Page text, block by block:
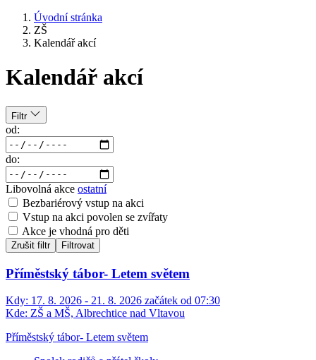
Úvodní stránka
ZŠ
Kalendář akcí
Kalendář akcí
Filtr
od:
do:
Libovolná akce ostatní
Bezbariérový vstup na akci
Vstup na akci povolen se zvířaty
Akce je vhodná pro děti
Zrušit filtr Filtrovat
Příměstský tábor- Letem světem
Kdy: 17. 8. 2026 - 21. 8. 2026 začátek od 07:30
Kde: ZŠ a MŠ, Albrechtice nad Vltavou
Příměstský tábor- Letem světem